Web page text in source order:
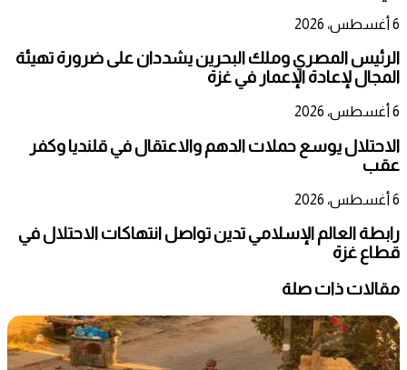
6 أغسطس، 2026
الرئيس المصري وملك البحرين يشددان على ضرورة تهيئة
المجال لإعادة الإعمار في غزة
6 أغسطس، 2026
الاحتلال يوسع حملات الدهم والاعتقال في قلنديا وكفر
عقب
6 أغسطس، 2026
رابطة العالم الإسلامي تدين تواصل انتهاكات الاحتلال في
قطاع غزة
مقالات ذات صلة